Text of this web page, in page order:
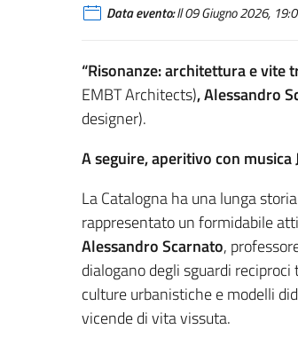
Data evento:Il 09 Giugno 2026,
“Risonanze: architettura e vite
EMBT Architects), Alessandro
designer).
A seguire, aperitivo con musica
La Catalogna ha una lunga
rappresentato un formidabile
Alessandro Scarnato,
dialogano degli sguardi
culture urbanistiche e modelli
vicende di vita vissuta.